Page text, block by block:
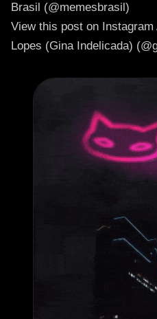
Brasil (@memesbrasil)
View this post on Instagram
Lopes (Gina Indelicada)